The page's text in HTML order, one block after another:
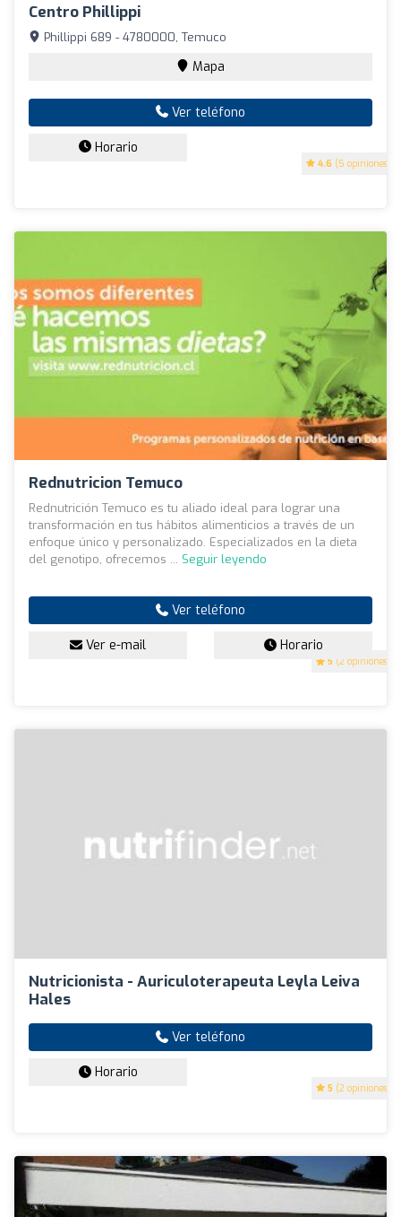
Centro Phillippi
4.6 (5 opiniones)
Phillippi 689 - 4780000, Temuco
Mapa
Ver teléfono
Horario
Rednutricion Temuco
5 (2 opiniones)
Rednutrición Temuco es tu aliado ideal para lograr una
transformación en tus hábitos alimenticios a través de un
enfoque único y personalizado. Especializados en la dieta
del genotipo, ofrecemos ... Seguir leyendo
Ver teléfono
Ver e-mail Horario
Nutricionista - Auriculoterapeuta Leyla Leiva
Hales
5 (2 opiniones)
Ver teléfono
Horario